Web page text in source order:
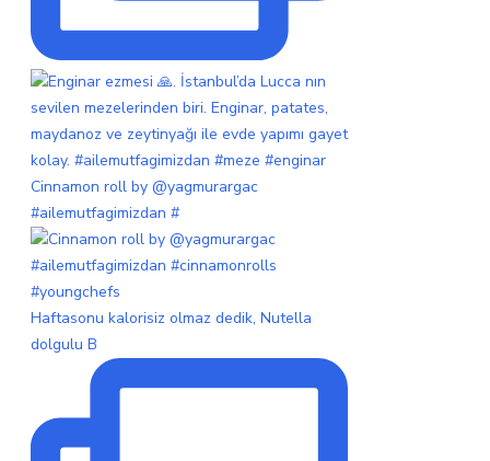
Cinnamon roll by @yagmurargac
#ailemutfagimizdan #
Haftasonu kalorisiz olmaz dedik, Nutella
dolgulu B